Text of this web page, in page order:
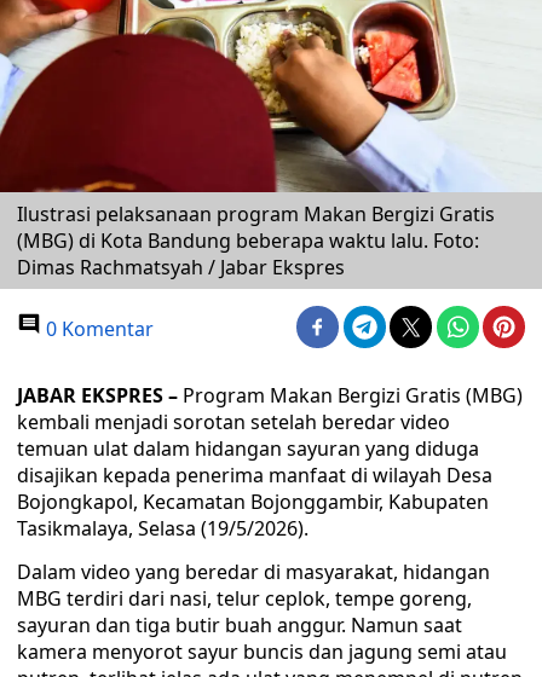
Ilustrasi pelaksanaan program Makan Bergizi Gratis
(MBG) di Kota Bandung beberapa waktu lalu. Foto:
Dimas Rachmatsyah / Jabar Ekspres
0 Komentar
JABAR EKSPRES – Program Makan Bergizi Gratis (MBG)
kembali menjadi sorotan setelah beredar video
temuan ulat dalam hidangan sayuran yang diduga
disajikan kepada penerima manfaat di wilayah Desa
Bojongkapol, Kecamatan Bojonggambir, Kabupaten
Tasikmalaya, Selasa (19/5/2026).
Dalam video yang beredar di masyarakat, hidangan
MBG terdiri dari nasi, telur ceplok, tempe goreng,
sayuran dan tiga butir buah anggur. Namun saat
kamera menyorot sayur buncis dan jagung semi atau